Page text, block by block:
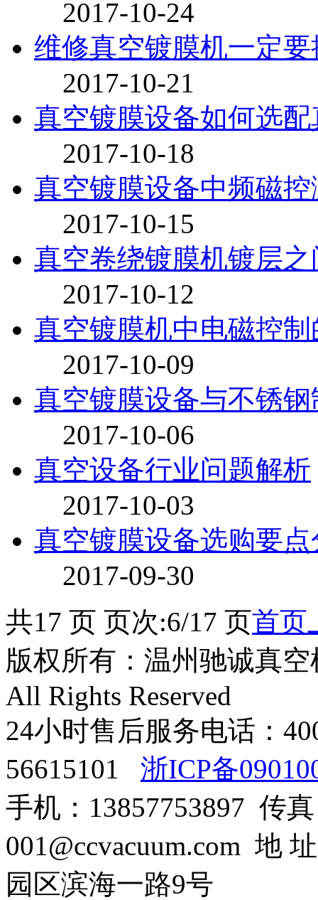
2017-10-24
维修真空镀膜机一定
2017-10-21
真空镀膜设备如何选
2017-10-18
真空镀膜设备中频磁
2017-10-15
真空卷绕镀膜机镀层
2017-10-12
真空镀膜机中电磁控
2017-10-09
真空镀膜设备与不锈钢
2017-10-06
真空设备行业问题解析
2017-10-03
真空镀膜设备选购要点
2017-09-30
共17 页 页次:6/17 页首页
版权所有：温州驰诚真
All Rights Reserved
24小时售后服务电话：
56615101 浙ICP备
手机：13857753897 传
001@ccvacuum.com 地
园区滨海一路9号